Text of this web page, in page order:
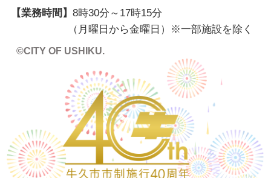
【業務時間】 8時30分～17時15分
（月曜日から金曜日）※一部施設を除く
©CITY OF USHIKU.